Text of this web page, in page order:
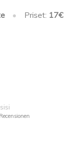
• Priset: 17€